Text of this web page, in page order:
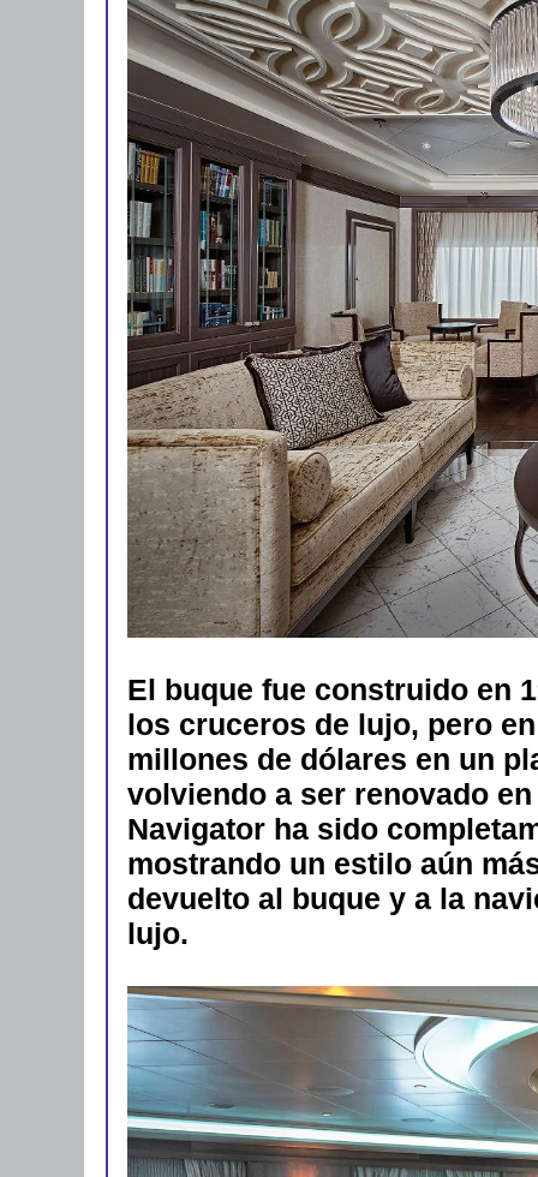
El buque fue construido en
los cruceros de lujo, pero
millones de dólares en un
volviendo a ser renovado
Navigator ha sido
mostrando un estilo aún
devuelto al buque y a la
lujo.